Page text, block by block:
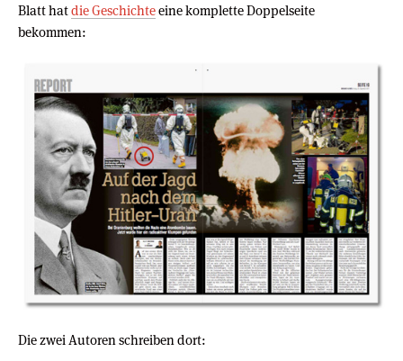
Blatt hatdie Geschichteeine komplette Doppelseite
bekommen:
Die zwei Autoren schreiben dort: